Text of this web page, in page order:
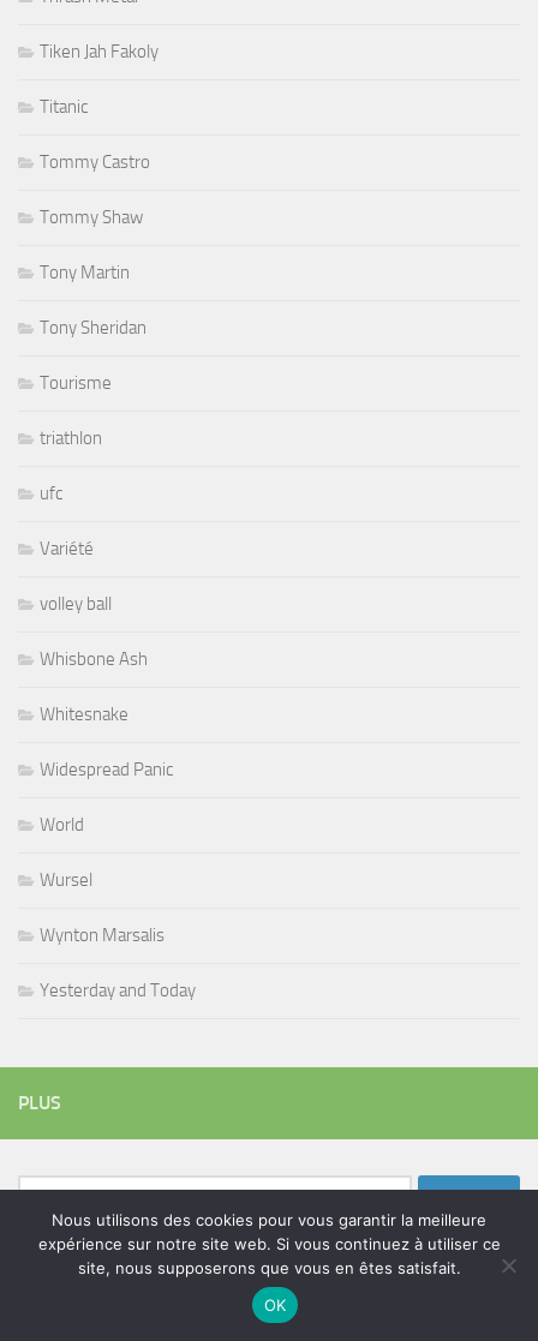
Tiken Jah Fakoly
Titanic
Tommy Castro
Tommy Shaw
Tony Martin
Tony Sheridan
Tourisme
triathlon
ufc
Variété
volley ball
Whisbone Ash
Whitesnake
Widespread Panic
World
Wursel
Wynton Marsalis
Yesterday and Today
PLUS
Rechercher :
batteur
Nous utilisons des cookies pour vous garantir la meilleure
expérience sur notre site web. Si vous continuez à utiliser ce
site, nous supposerons que vous en êtes satisfait.
OK